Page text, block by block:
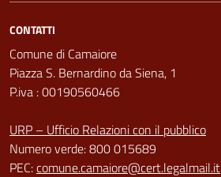
CONTATTI
Comune di Camaiore
Piazza S. Bernardino da Siena, 1
P.iva : 00190560466
URP – Ufficio Relazioni con il pubblico
Numero verde: 800 015689
PEC:comune.camaiore@cert.legalmail.it